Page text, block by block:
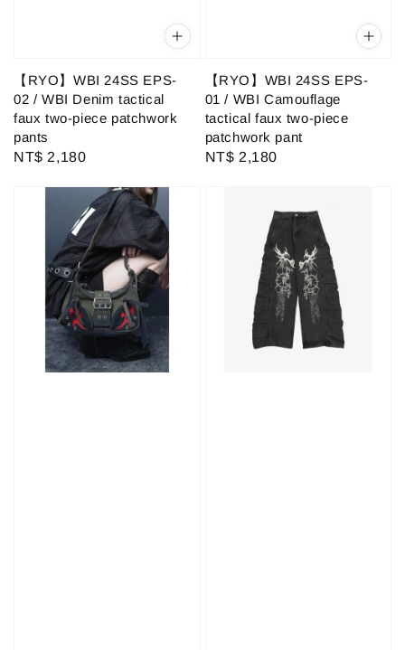
【RYO】WBI 24SS EPS-
02 / WBI Denim tactical
faux two-piece patchwork
pants
Regular
NT$ 2,180
【RYO】WBI 24SS EPS-
01 / WBI Camouflage
tactical faux two-piece
patchwork pant
Regular
NT$ 2,180